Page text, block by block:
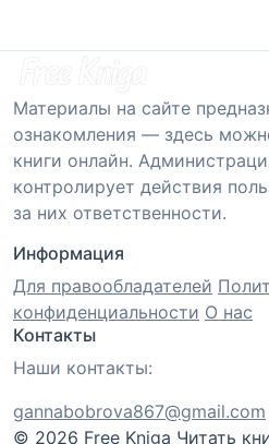
Материалы на сайте
ознакомления — здесь
книги онлайн.
контролирует действия
за них ответственности.
Информация
Для правообладателей
конфиденциальности О нас
Контакты
Наши контакты:
gannabobrova867@gmail.com
© 2026 Free Kniga Читать